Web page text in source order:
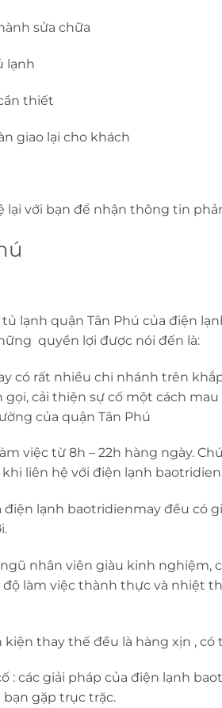
sửa chữa
lạnh
thiết
giao lại cho khách
lại với bạn để nhận thông tin
lạnh quận Tân Phú của điện
quyền lợi được nói đến là:
có rất nhiều chi nhánh trên
gọi, cải thiện sự cố một cách
của quận Tân Phú
việc từ 8h – 22h hàng ngày.
liên hệ với điện lạnh
điện lạnh baotridienmay đều có
nhân viên giàu kinh nghiệm,
làm việc thành thực và nhiệt
thay thế đều là hàng xịn , có
: các giải pháp của điện lạnh
gặp trục trặc.